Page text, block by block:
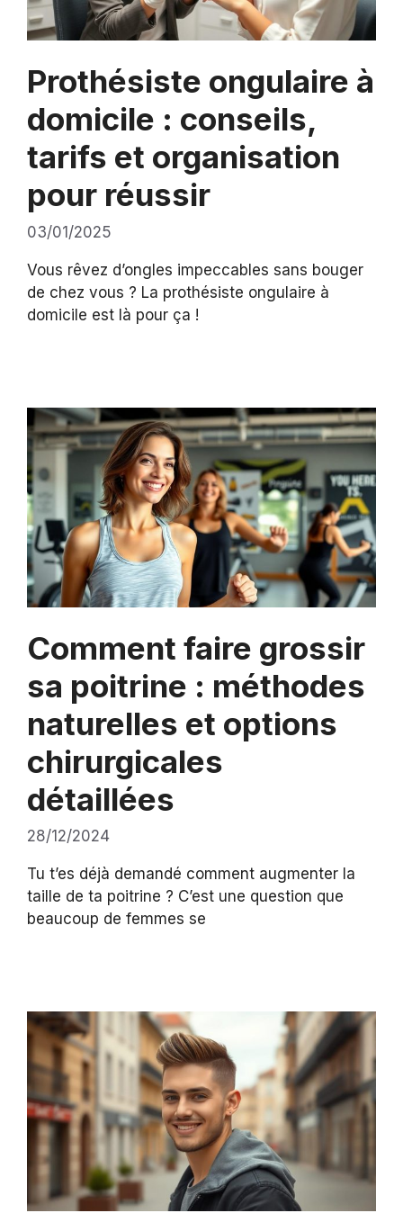
Prothésiste ongulaire à
domicile : conseils,
tarifs et organisation
pour réussir
03/01/2025
Vous rêvez d’ongles impeccables sans bouger
de chez vous ? La prothésiste ongulaire à
domicile est là pour ça !
Comment faire grossir
sa poitrine : méthodes
naturelles et options
chirurgicales
détaillées
28/12/2024
Tu t’es déjà demandé comment augmenter la
taille de ta poitrine ? C’est une question que
beaucoup de femmes se